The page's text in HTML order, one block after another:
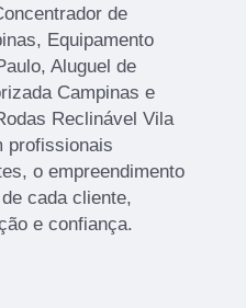
de
Equipamento
Aluguel de
Campinas e
Reclinável Vila
profissionais
o empreendimento
cada cliente,
e confiança.